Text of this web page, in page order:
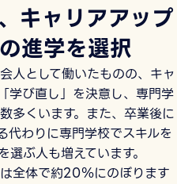
キャリアアップ
進学を選択
人として働いたものの、キャ
学び直し」を決意し、専門学
多くいます。また、卒業後に
代わりに専門学校でスキルを
ぶ人も増えています。
全体で約20％にのぼります